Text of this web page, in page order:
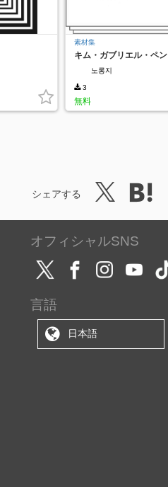
素材集
キム・ガブリエル・ペン
노롱지
3
無料
シェアする
オフィシャルSNS
言語
日本語